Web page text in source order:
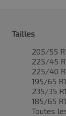
Tailles
205/55
225/45
225/40
195/65
235/35
185/65
Toutes